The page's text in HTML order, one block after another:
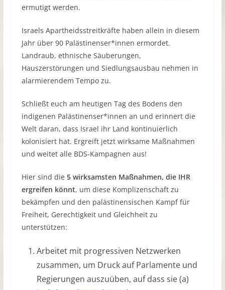
ermutigt werden.
Israels Apartheidsstreitkräfte haben allein in diesem
Jahr über 90 Palästinenser*innen ermordet.
Landraub, ethnische Säuberungen,
Hauszerstörungen und Siedlungsausbau nehmen in
alarmierendem Tempo zu.
Schließt euch am heutigen Tag des Bodens den
indigenen Palästinenser*innen an und erinnert die
Welt daran, dass Israel ihr Land kontinuierlich
kolonisiert hat. Ergreift jetzt wirksame Maßnahmen
und weitet alle BDS-Kampagnen aus!
Hier sind die 5 wirksamsten Maßnahmen, die IHR
ergreifen könnt, um diese Komplizenschaft zu
bekämpfen und den palästinensischen Kampf für
Freiheit, Gerechtigkeit und Gleichheit zu
unterstützen:
Arbeitet mit progressiven Netzwerken
zusammen, um Druck auf Parlamente und
Regierungen auszuüben, auf dass sie (a)